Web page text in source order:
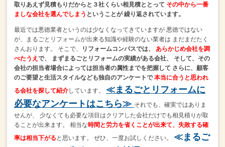
取りあえず見積もりだからと３社くらい相見積ととって その中から一番
ましな会社を選んでしまう ということが 繰り返されています。
最近では悪徳業者というのは少なくなってきていますが 悪徳ではない
が、まるごとリフォームが出来る知識や経験のない業者は まだまだたく
さんおります。
そこで、 リフォームコンパスでは、
あらかじめ会社を調
べたうえ で、 まずまるごとリフォームの実績がある会社、
そして、その
会社の担当者場合によっては担当者の属性までを把握して さらに、顧客
のご要望と生活スタイルなども独自のアンケートで 本当に合うと思われ
る会社を探して紹介しています。
≪まるごとリフォームに
必要なアンケートはこちら≫ それでも、確実ではありま
せんが、
少なくても必要な項目はクリアした会社だけでも相見積りが取
ることが出来ます。
相当な時間と労力を省くことが出来て、失敗する確
率は相当下がる と思います。 ぜひ、一度お試しください。
≪まるご